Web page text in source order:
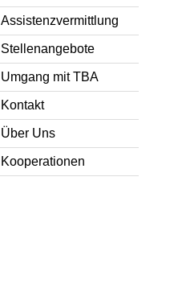
Assistenzvermittlung
Stellenangebote
Umgang mit TBA
Kontakt
Über Uns
Kooperationen